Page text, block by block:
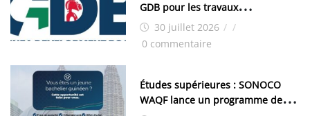
GDB pour les travaux
d’aménagement de la zone
industrielle de FANDJE (PAZIF)
30 juillet 2026 / /
0 commentaire
Études supérieures : SONOCO
WAQF lance un programme de